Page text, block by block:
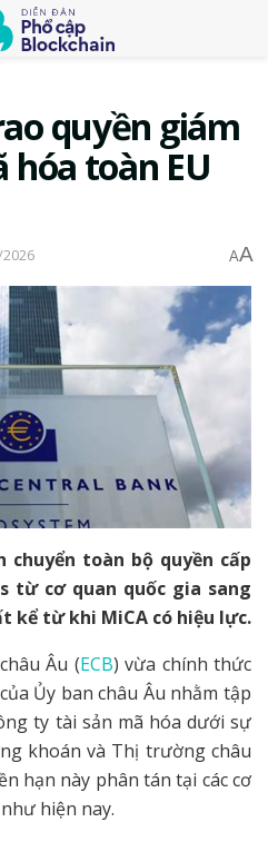
quyền giám
hóa toàn EU
AA
chuyển toàn bộ quyền cấp
từ cơ quan quốc gia sang
kể từ khi MiCA có hiệu lực.
Âu (ECB) vừa chính thức
Ủy ban châu Âu nhằm tập
ty tài sản mã hóa dưới sự
khoán và Thị trường châu
hạn này phân tán tại các cơ
hiện nay.